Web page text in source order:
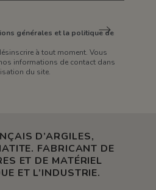
générales et la politique de
à tout moment. Vous
informations de contact dans
du site.
D’ARGILES,
FABRICANT DE
ET DE MATÉRIEL
ET L’INDUSTRIE.